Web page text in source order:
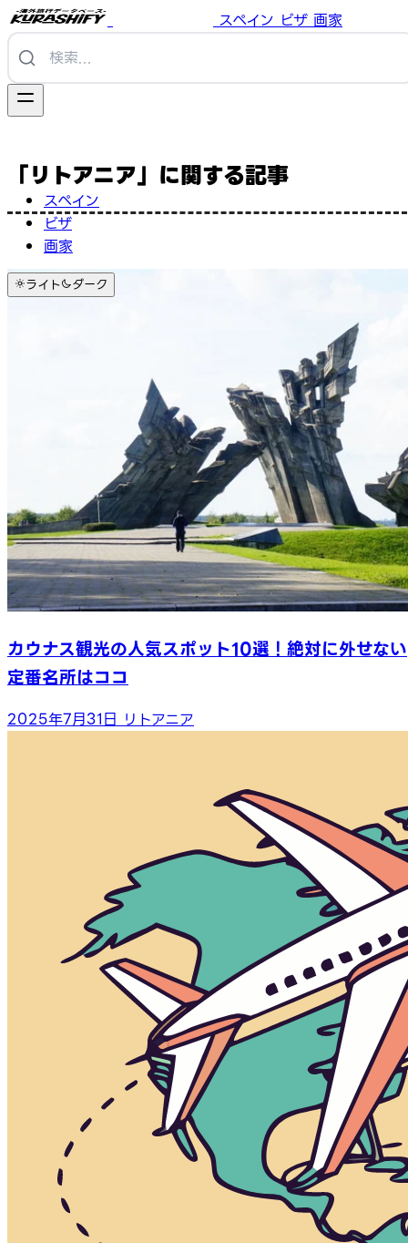
スペイン ビザ 画家
スペイン
ビザ
画家
ライト ダーク
「リトアニア」に関する記事
カウナス観光の人気スポット10選！絶対に外せない
定番名所はココ
2025年7月31日 リトアニア